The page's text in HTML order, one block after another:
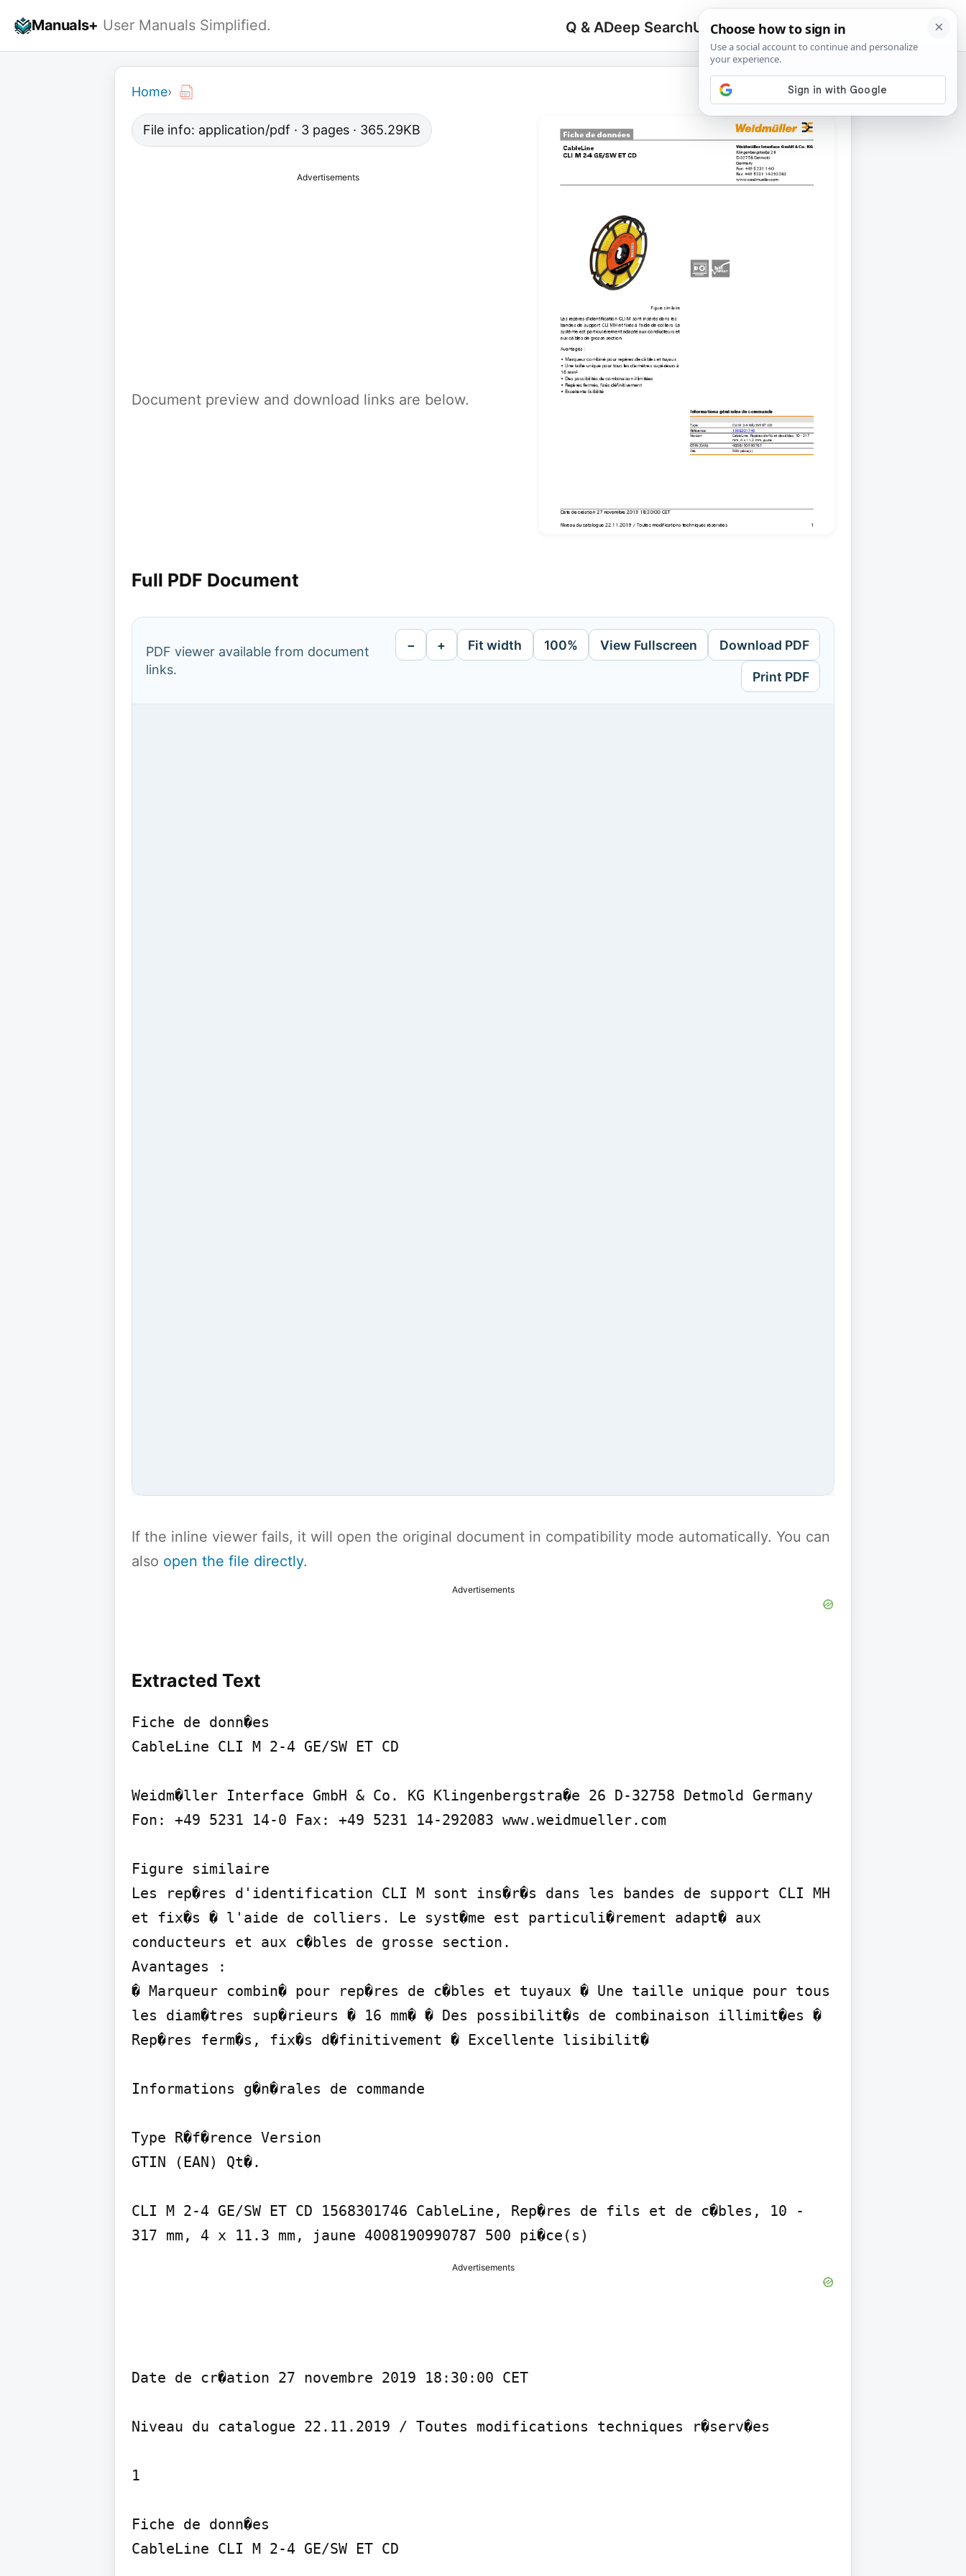
Manuals+ User Manuals Simplified. Q & ADeep SearchUpload
Search
for:
🔍
Home›
File info: application/pdf · 3 pages · 365.29KB
Advertisements
Document preview and download links are below.
Full PDF Document
PDF viewer available from document
links.
− + Fit width 100% View Fullscreen Download PDF
Print PDF
If the inline viewer fails, it will open the original document in compatibility mode automatically. You can
also open the file directly.
Advertisements
Extracted Text
Fiche de donn�es
CableLine CLI M 2-4 GE/SW ET CD
Weidm�ller Interface GmbH & Co. KG Klingenbergstra�e 26 D-32758 Detmold Germany
Fon: +49 5231 14-0 Fax: +49 5231 14-292083 www.weidmueller.com
Figure similaire
Les rep�res d'identification CLI M sont ins�r�s dans les bandes de support CLI MH
et fix�s � l'aide de colliers. Le syst�me est particuli�rement adapt� aux
conducteurs et aux c�bles de grosse section.
Avantages :
� Marqueur combin� pour rep�res de c�bles et tuyaux � Une taille unique pour tous
les diam�tres sup�rieurs � 16 mm� � Des possibilit�s de combinaison illimit�es �
Rep�res ferm�s, fix�s d�finitivement � Excellente lisibilit�
Informations g�n�rales de commande
Type R�f�rence Version
GTIN (EAN) Qt�.
CLI M 2-4 GE/SW ET CD 1568301746 CableLine, Rep�res de fils et de c�bles, 10 -
317 mm, 4 x 11.3 mm, jaune 4008190990787 500 pi�ce(s)
Advertisements
Date de cr�ation 27 novembre 2019 18:30:00 CET
Niveau du catalogue 22.11.2019 / Toutes modifications techniques r�serv�es
1
Fiche de donn�es
CableLine CLI M 2-4 GE/SW ET CD